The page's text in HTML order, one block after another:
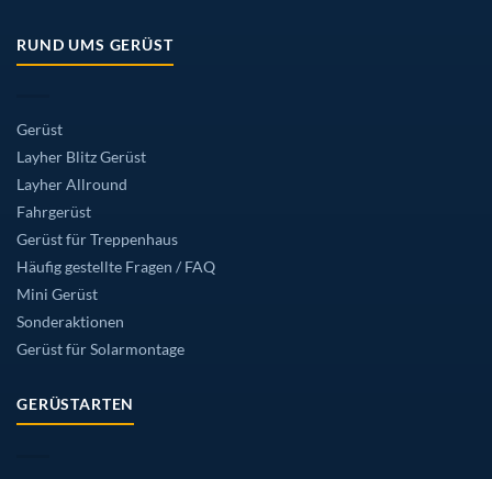
RUND UMS GERÜST
Gerüst
Layher Blitz Gerüst
Layher Allround
Fahrgerüst
Gerüst für Treppenhaus
Häufig gestellte Fragen / FAQ
Mini Gerüst
Sonderaktionen
Gerüst für Solarmontage
GERÜSTARTEN